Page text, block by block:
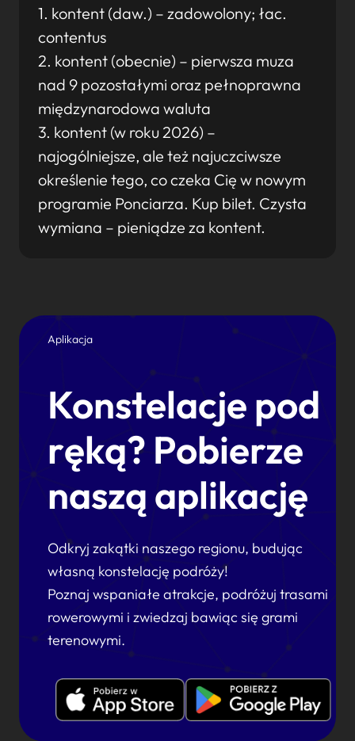
1. kontent (daw.) – zadowolony; łac.
contentus
2. kontent (obecnie) – pierwsza muza
nad 9 pozostałymi oraz pełnoprawna
międzynarodowa waluta
3. kontent (w roku 2026) –
najogólniejsze, ale też najuczciwsze
określenie tego, co czeka Cię w nowym
programie Ponciarza. Kup bilet. Czysta
wymiana – pieniądze za kontent.
Aplikacja
Konstelacje pod
ręką? Pobierze
naszą aplikację
Odkryj zakątki naszego regionu, budując
własną konstelację podróży!
Poznaj wspaniałe atrakcje, podróżuj trasami
rowerowymi i zwiedzaj bawiąc się grami
terenowymi.